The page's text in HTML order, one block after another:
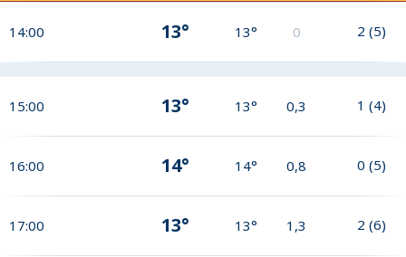
14:00 13° 13° 0 2 (5)
15:00 13° 13° 0,3 1 (4)
16:00 14° 14° 0,8 0 (5)
17:00 13° 13° 1,3 2 (6)